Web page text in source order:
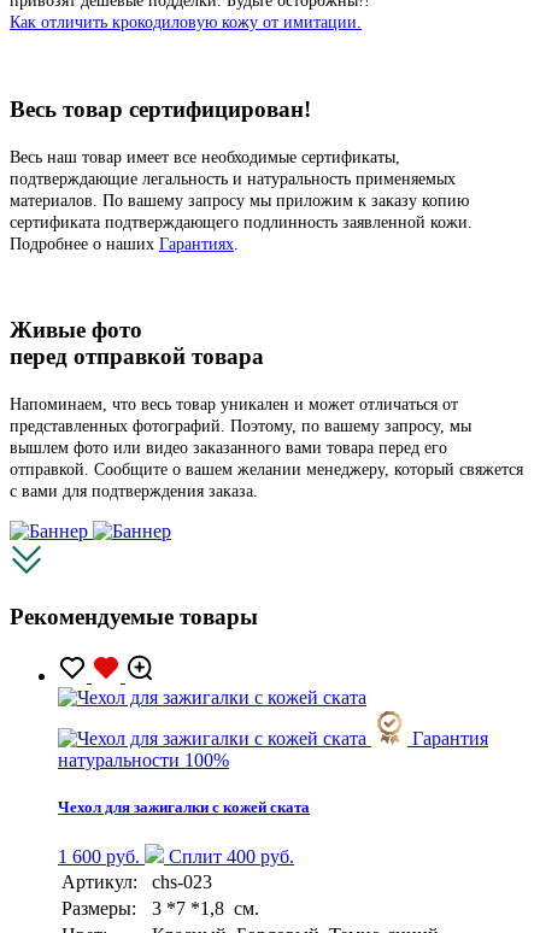
Как отличить крокодиловую кожу от имитации.
Весь товар сертифицирован!
Весь наш товар имеет все необходимые сертификаты,
подтверждающие легальность и натуральность применяемых
материалов. По вашему запросу мы приложим к заказу копию
сертификата подтверждающего подлинность заявленной кожи.
Подробнее о наших Гарантиях
Живые фото
перед отправкой товара
Напоминаем, что весь товар уникален и может отличаться от
представленных фотографий. Поэтому, по вашему запросу, мы
вышлем фото или видео заказанного вами товара перед его
отправкой. Сообщите о вашем желании менеджеру, который свяжется
с вами для подтверждения заказа.
Рекомендуемые товары
Гарантия
натуральности 100%
Чехол для зажигалки с кожей ската
1 600 руб.
Сплит 400 руб.
Артикул:
chs-023
Размеры:
3 *7 *1,8 см.